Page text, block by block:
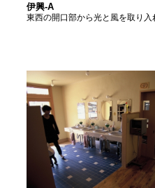
伊興-A
東西の開口部から光と風を取り入